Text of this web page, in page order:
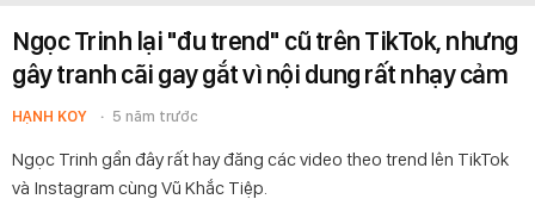
Ngọc Trinh lại "đu trend" cũ trên TikTok, nhưng
gây tranh cãi gay gắt vì nội dung rất nhạy cảm
HẠNH KOY 5 năm trước
Ngọc Trinh gần đây rất hay đăng các video theo trend lên TikTok
và Instagram cùng Vũ Khắc Tiệp.